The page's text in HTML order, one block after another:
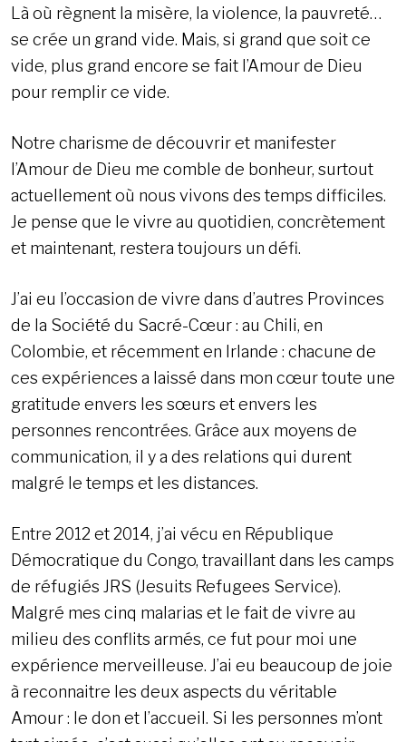
Là où règnent la misère, la violence, la pauvreté…
se crée un grand vide. Mais, si grand que soit ce
vide, plus grand encore se fait l’Amour de Dieu
pour remplir ce vide.
Notre charisme de découvrir et manifester
l’Amour de Dieu me comble de bonheur, surtout
actuellement où nous vivons des temps difficiles.
Je pense que le vivre au quotidien, concrètement
et maintenant, restera toujours un défi.
J’ai eu l’occasion de vivre dans d’autres Provinces
de la Société du Sacré-Cœur : au Chili, en
Colombie, et récemment en Irlande : chacune de
ces expériences a laissé dans mon cœur toute une
gratitude envers les sœurs et envers les
personnes rencontrées. Grâce aux moyens de
communication, il y a des relations qui durent
malgré le temps et les distances.
Entre 2012 et 2014, j’ai vécu en République
Démocratique du Congo, travaillant dans les camps
de réfugiés JRS (Jesuits Refugees Service).
Malgré mes cinq malarias et le fait de vivre au
milieu des conflits armés, ce fut pour moi une
expérience merveilleuse. J’ai eu beaucoup de joie
à reconnaitre les deux aspects du véritable
Amour : le don et l’accueil. Si les personnes m’ont